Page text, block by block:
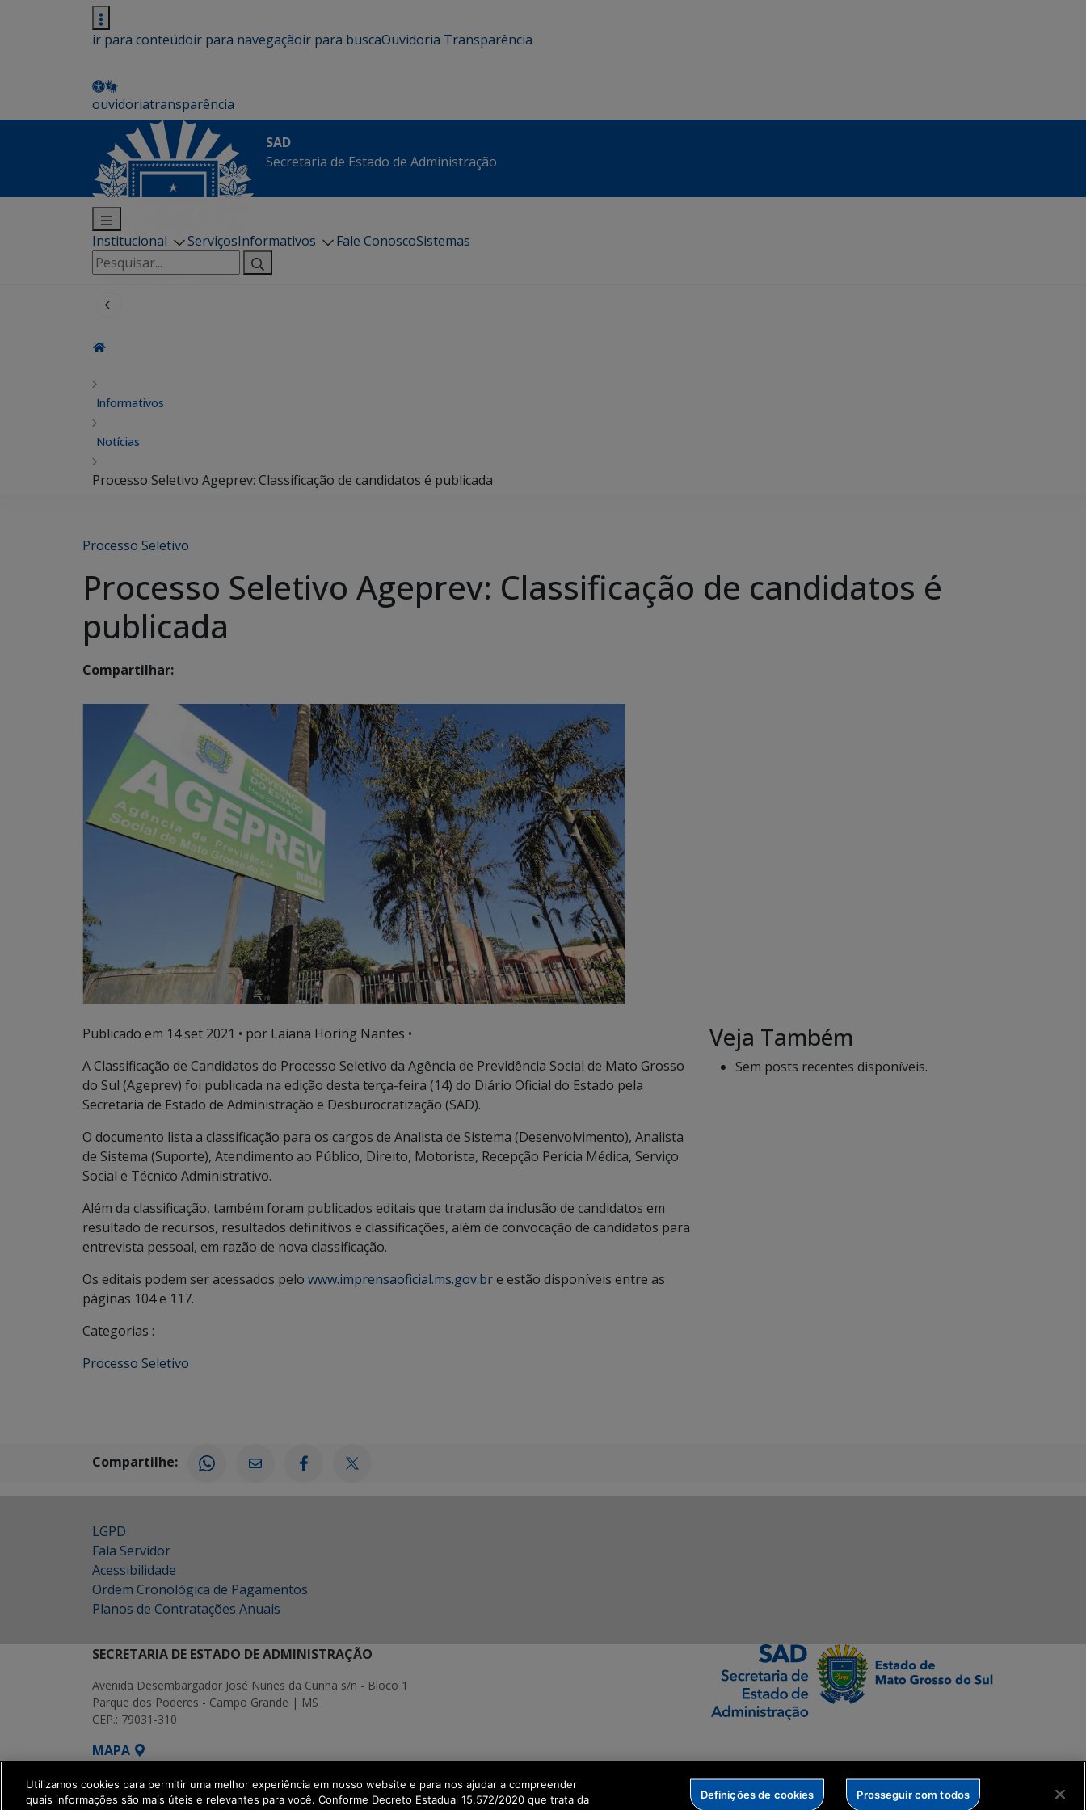
ir para conteúdoir para navegaçãoir para buscaOuvidoria Transparência
ouvidoriatransparência
SAD
Secretaria de Estado de Administração
Institucional ServiçosInformativos Fale ConoscoSistemas
Pesquisar
por:
Informativos
Notícias
Processo Seletivo Ageprev: Classificação de candidatos é publicada
Processo Seletivo
Processo Seletivo Ageprev: Classificação de candidatos é
publicada
Compartilhar:
Publicado em 14 set 2021 • por Laiana Horing Nantes •
A Classificação de Candidatos do Processo Seletivo da Agência de Previdência Social de Mato Grosso
do Sul (Ageprev) foi publicada na edição desta terça-feira (14) do Diário Oficial do Estado pela
Secretaria de Estado de Administração e Desburocratização (SAD).
O documento lista a classificação para os cargos de Analista de Sistema (Desenvolvimento), Analista
de Sistema (Suporte), Atendimento ao Público, Direito, Motorista, Recepção Perícia Médica, Serviço
Social e Técnico Administrativo.
Além da classificação, também foram publicados editais que tratam da inclusão de candidatos em
resultado de recursos, resultados definitivos e classificações, além de convocação de candidatos para
entrevista pessoal, em razão de nova classificação.
Os editais podem ser acessados pelo www.imprensaoficial.ms.gov.bre estão disponíveis entre as
páginas 104 e 117.
Categorias :
Processo Seletivo
Veja Também
Sem posts recentes disponíveis.
Compartilhe:
LGPD
Fala Servidor
Acessibilidade
Ordem Cronológica de Pagamentos
Planos de Contratações Anuais
SECRETARIA DE ESTADO DE ADMINISTRAÇÃO
Avenida Desembargador José Nunes da Cunha s/n - Bloco 1
Parque dos Poderes - Campo Grande | MS
CEP.: 79031-310
MAPA
SETDIG | Secretaria-Executiva de Transformação Digital
Utilizamos cookies para permitir uma melhor experiência em nosso website e para nos ajudar a compreender
quais informações são mais úteis e relevantes para você. Conforme Decreto Estadual 15.572/2020 que trata da
Definições de cookies Prosseguir com todos